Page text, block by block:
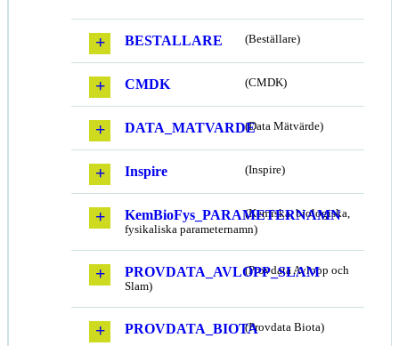
BESTALLARE (Beställare)
CMDK (CMDK)
DATA_MATVARDE(Data Mätvärde)
Inspire (Inspire)
KemBioFys_PARAMETERNAMN
(Kemiska, biologiska,
fysikaliska parameternamn)
PROVDATA_AVLOPP_SLAM
(Provdata Avlopp och
Slam)
PROVDATA_BIOTA(Provdata Biota)